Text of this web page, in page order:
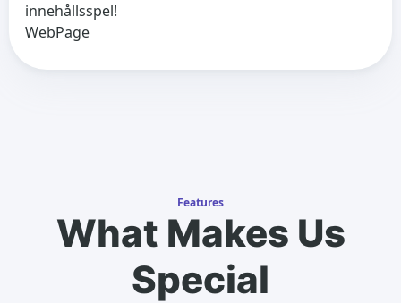
innehållsspel!
WebPage
Features
What Makes Us
Special